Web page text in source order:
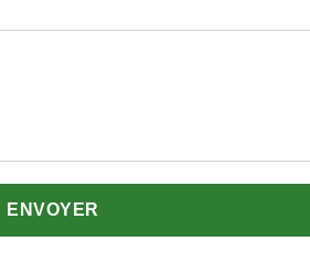
ENVOYER